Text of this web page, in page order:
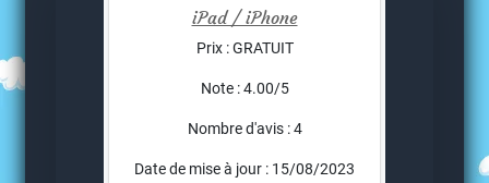
iPad / iPhone
Prix : GRATUIT
Note : 4.00/5
Nombre d'avis : 4
Date de mise à jour : 15/08/2023